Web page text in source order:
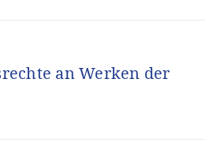
an Werken der